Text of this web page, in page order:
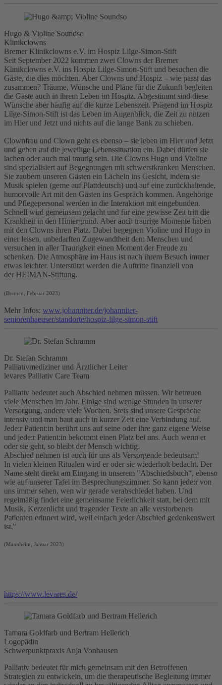
Hugo & Violine Soundso
Klinikclowns
Bremer Klinikclowns e.V. im Hospiz Lilge-Simon-Stift
Seit September 2022 kommen zwei Clowns der Bremer
Klinikclowns e.V. ins Hospiz Lilge-Simon-Stift und besuchen die
Gäste, die dies möchten. Aber Clowns und Hospiz – wie passt das
zusammen? Träume, Wünsche und Pläne für die Zukunft begleiten
die Gäste auch in ihrem Leben im Hospiz. Abgestimmt sind diese
Wünsche aber häufig auf die kurze Lebenszeit. Prägend im Hospiz
Lilge-Simon-Stift ist das Leben im Augenblick, die Zeit zu nutzen
im Hier und Jetzt und nichts auf die lange Bank zu schieben.
Clownfrau und Clown geht es ebenso – sie leben im Hier und Jetzt
und gehen auf die jeweilige Lebenssituation ein. Dabei dürfen sie
lachen oder auch mal traurig sein. Die Clowns Hugo und Violine
sind spezialisiert auf Begegnungen mit schwerstkranken Menschen.
Sie zaubern unseren Gästen ein Lächeln ins Gesicht, indem sie
Musik spielen (gerne auf Plattdeutsch) und auf eine zurückhaltende,
humorvolle Art mit den Gästen ins Gespräch kommen. Angehörige
und Pflegepersonal werden in die Interaktion mit eingebunden.
Schnell wird gemeinsam gelacht und für eine gewisse Zeit tritt die
Krankheit in den Hintergrund. Aber auch traurige Momente haben
mit den Clowns ihren Platz. Dabei begegnen Violine und Hugo in
einer leisen, unbedarften Zugewandtheit dem Menschen und
versuchen in aller Traurigkeit einen Moment der Freude zu
schenken. Die Atmosphäre im Haus ist nach ihrem Besuch immer
etwas leichter. Unterstützt werden die Auftritte finanziell von
der HEIMAN-Stiftung.
(Bremen, Februar 2023)
Mehr Infos: www.johanniter.de/johanniter-
seniorenhaeuser/standorte/hospiz-lilge-simon-stift
Dr. Stefan Schramm
Palliativmediziner und Ärztlicher Leiter
levares Palliativ Care Team
Palliativ bedeutet auch Abschied nehmen müssen. Wir betreuen
viele Menschen im Jahr. Einige sind wenige Stunden in unserer
Versorgung, andere viele Wochen. Stets sind unsere Gespräche
intensiv und man baut auch in kurzer Zeit eine Verbindung auf.
Jede:r Patient:in berührt uns auf seine oder ihre ganz eigene Weise
und jede:r Patient:in bekommt einen Platz bei uns. Auch wenn er
oder sie geht, so bleibt der Mensch wichtig.
Abschied nehmen ist auch für uns als Versorgende bedeutsam!
In vielen kleinen Ritualen wird er oder sie wiederholt bedacht. Der
Name steht direkt am Eingang in unserem "Abschiedsbuch“, ebenso
wie auf unserer Tafel im Besprechungszimmer. So kann jede:r von
uns immer sehen, wen wir gerade verabschiedet haben. Und
regelmäßig findet eine gemeinsame Feierlichkeit statt, bei dem mit
Musik, Kerzenlicht und tragender Texte an alle verstorbenen
Patienten erinnert wird, weil einfach jeder Abschied gedenkenswert
ist."
(Mannheim, Januar 2023)
https://www.levares.de/
Tamara Goldfarb und Bertram Hellerich
Logopädin
Schwerpunktpraxis Anja Vonhausen
Palliativ bedeutet für mich gemeinsam mit den Betroffenen
Strategien zu entwickeln, um die therapeutische Begleitung immer